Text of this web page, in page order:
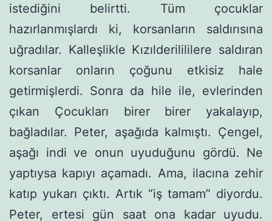
istediğini belirtti. Tüm çocuklar
hazırlanmışlardı ki, korsanların saldırısına
uğ­radılar. Kalleşlikle Kızılderilililere saldıran
korsanlar onların ço­ğunu etkisiz hale
getirmişlerdi. Sonra da hile ile, evlerinden
çıkan Çocukları birer birer yakalayıp,
bağladılar. Peter, aşağıda kalmıştı. Çengel,
aşağı indi ve onun uyuduğunu gördü. Ne
yaptıysa kapıyı açamadı. Ama, ilacına zehir
katıp yukarı çıktı. Artık “iş tamam” diyordu.
Peter, ertesi gün saat ona kadar uyudu.